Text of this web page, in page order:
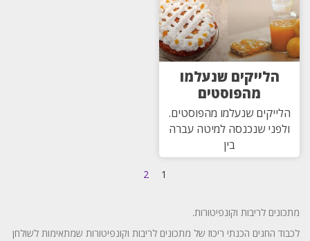
הלייקים שנעלמו
מהפוסטים
הלייקים שנעלמו מהפוסטים.
ולפני שנכנסה למיטה עברה
בין
1
2
מתכונים לריבות וקונפיטורות.
לכבוד החגים הכנתי ריכוז של מתכונים לריבות וקונפיטורות שמתאימות לשולחן